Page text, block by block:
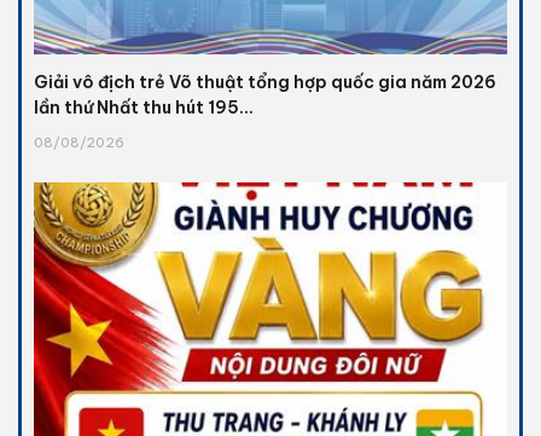
Giải vô địch trẻ Võ thuật tổng hợp quốc gia năm 2026
lần thứ Nhất thu hút 195...
08/08/2026